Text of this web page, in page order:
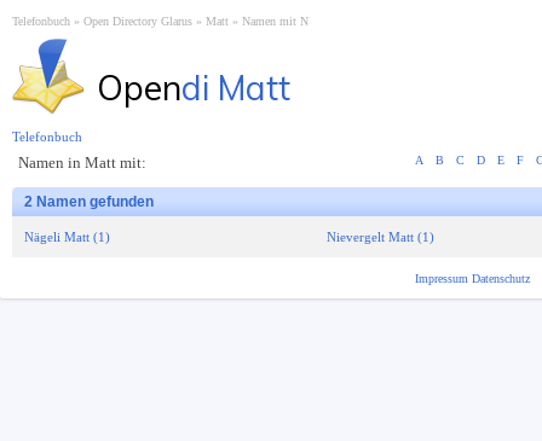
Telefonbuch Open Directory Glarus Matt Namen mit N
Opendi Matt
Namen in Matt mit: A B C D E F
2 Namen gefunden
Nägeli Matt (1) Nievergelt Matt (1)
Telefonbuch
Impressum Datenschutz